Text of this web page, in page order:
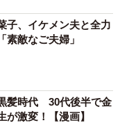
子、イケメン夫と全力
素敵なご夫婦」
髪時代 30代後半で金
激変！【漫画】